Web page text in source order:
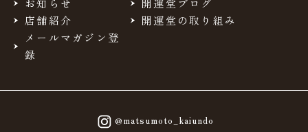
お知らせ
開運堂ブログ
店舗紹介
開運堂の取り組み
メールマガジン登
録
@matsumoto_kaiundo